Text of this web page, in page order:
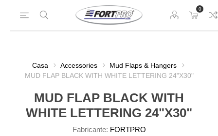
0
Casa Accessories
Mud Flaps & Hangers
MUD FLAP BLACK WITH WHITE LETTERING 24"X30"
MUD FLAP BLACK WITH
WHITE LETTERING 24"X30"
Fabricante: FORTPRO